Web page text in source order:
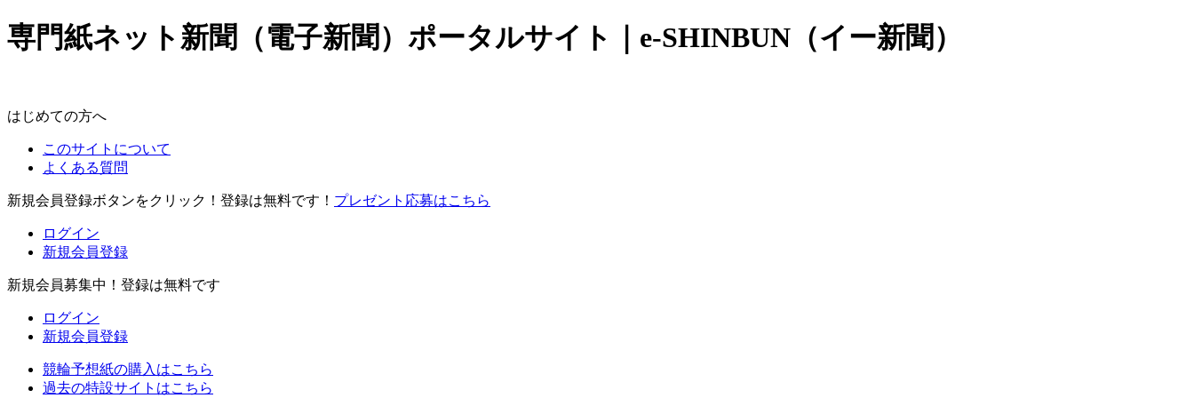
専門紙ネット新聞（電子新聞）ポータルサイト｜e-SHINBUN（イー新聞）
はじめての方へ
このサイトについて
よくある質問
新規会員登録ボタンをクリック！登録は無料です！ プレゼント応募はこちら
ログイン
新規会員登録
新規会員募集中！登録は無料です
ログイン
新規会員登録
競輪予想紙の購入はこちら
過去の特設サイトはこちら